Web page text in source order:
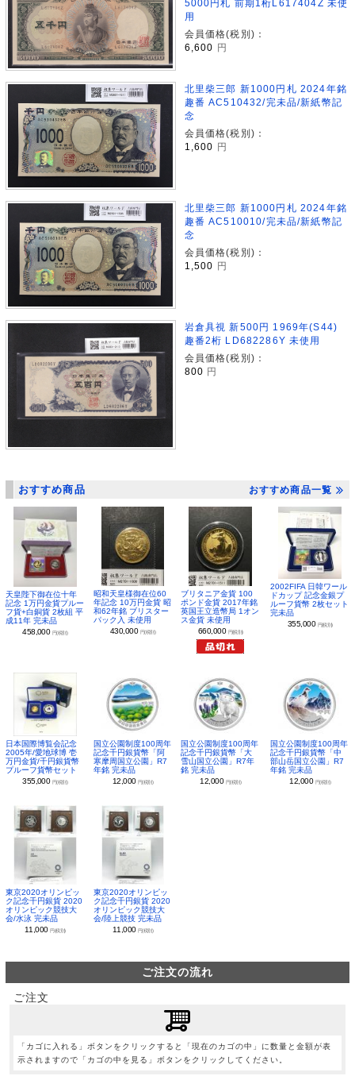
5000円札 前期1桁L617404Z 未使
用
会員価格(税別)：
6,600 円
北里柴三郎 新1000円札 2024年銘
趣番 AC510432/完未品/新紙幣記
念
会員価格(税別)：
1,600 円
北里柴三郎 新1000円札 2024年銘
趣番 AC510010/完未品/新紙幣記
念
会員価格(税別)：
1,500 円
岩倉具視 新500円 1969年(S44)
趣番2桁 LD682286Y 未使用
会員価格(税別)：
800 円
おすすめ商品 おすすめ商品一覧
天皇陛下御在位十年
記念 1万円金貨プルー
フ貨+白銅貨 2枚組 平
成11年 完未品
458,000 円(税別)
昭和天皇様御在位60
年記念 10万円金貨 昭
和62年銘 ブリスター
パック入 未使用
430,000 円(税別)
ブリタニア金貨 100
ポンド金貨 2017年銘
英国王立造幣局 1オン
ス金貨 未使用
660,000 円(税別)
2002FIFA 日韓ワール
ドカップ 記念金銀プ
ルーフ貨幣 2枚セット
完未品
355,000 円(税別)
日本国際博覧会記念
2005年/愛地球博 壱
万円金貨/千円銀貨幣
プルーフ貨幣セット
355,000 円(税別)
国立公園制度100周年
記念千円銀貨幣「阿
寒摩周国立公園」R7
年銘 完未品
12,000 円(税別)
国立公園制度100周年
記念千円銀貨幣「大
雪山国立公園」R7年
銘 完未品
12,000 円(税別)
国立公園制度100周年
記念千円銀貨幣「中
部山岳国立公園」R7
年銘 完未品
12,000 円(税別)
東京2020オリンピッ
ク記念千円銀貨 2020
オリンピック競技大
会/水泳 完未品
11,000円(税別)
東京2020オリンピッ
ク記念千円銀貨 2020
オリンピック競技大
会/陸上競技 完未品
11,000 円(税別)
ご注文の流れ
ご注文
「カゴに入れる」ボタンをクリックすると「現在のカゴの中」に数量と金額が表
示されますので「カゴの中を見る」ボタンをクリックしてください。